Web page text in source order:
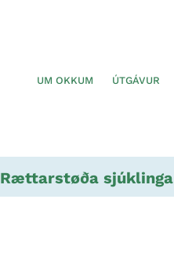
UM OKKUM ÚTGÁVUR
Rættarstøða sjúklinga